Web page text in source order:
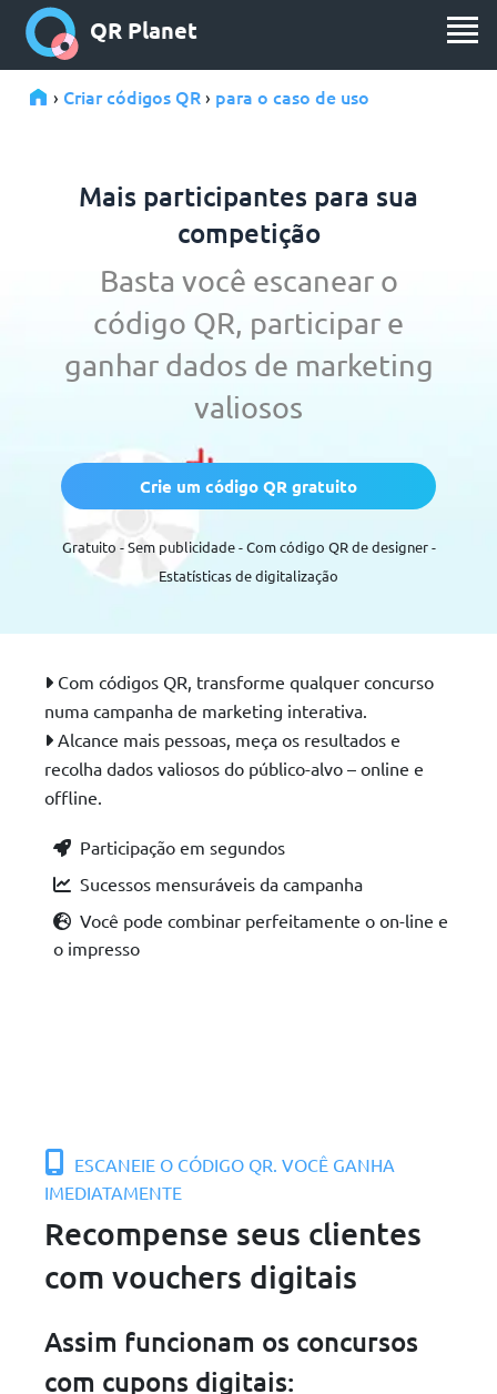
QR Planet
› Criar códigos QR › para o caso de uso
Mais participantes para sua
competição
Basta você escanear o
código QR, participar e
ganhar dados de marketing
valiosos
Crie um código QR gratuito
Gratuito - Sem publicidade - Com código QR de designer -
Estatísticas de digitalização
Com códigos QR, transforme qualquer concurso
numa campanha de marketing interativa.
Alcance mais pessoas, meça os resultados e
recolha dados valiosos do público-alvo – online e
offline.
Participação em segundos
Sucessos mensuráveis da campanha
Você pode combinar perfeitamente o on-line e
o impresso
ESCANEIE O CÓDIGO QR. VOCÊ GANHA
IMEDIATAMENTE
Recompense seus clientes
com vouchers digitais
Assim funcionam os concursos
com cupons digitais: